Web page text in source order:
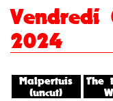
Vendredi
2024
Malpertuis
(uncut)
The